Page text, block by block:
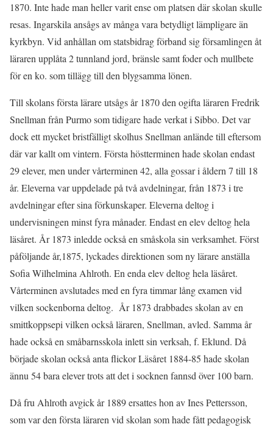
1870. Inte hade man heller varit ense om platsen där skolan skulle
resas. Ingarskila ansågs av många vara betydligt lämpligare än
kyrkbyn. Vid anhållan om statsbidrag förband sig församlingen åt
läraren upplåta 2 tunnland jord, bränsle samt foder och mullbete
för en ko. som tillägg till den blygsamma lönen.
Till skolans första lärare utsågs år 1870 den ogifta läraren Fredrik
Snellman från Purmo som tidigare hade verkat i Sibbo. Det var
dock ett mycket bristfälligt skolhus Snellman anlände till eftersom
där var kallt om vintern. Första höstterminen hade skolan endast
29 elever, men under vårterminen 42, alla gossar i åldern 7 till 18
år. Eleverna var uppdelade på två avdelningar, från 1873 i tre
avdelningar efter sina förkunskaper. Eleverna deltog i
undervisningen minst fyra månader. Endast en elev deltog hela
läsåret. År 1873 inledde också en småskola sin verksamhet. Först
påföljande år,1875, lyckades direktionen som ny lärare anställa
Sofia Wilhelmina Ahlroth. Enenda elev deltog hela läsåret.
Vårterminen avslutades med en fyra timmar lång examen vid
vilken sockenborna deltog. År 1873 drabbades skolan av en
smittkoppsepi vilken också läraren, Snellman, avled. Samma år
hade också en småbarnsskola inlett sin verksah, f. Eklund. Då
började skolan också anta flickor Läsåret 1884-85 hade skolan
ännu 54 bara elever trots att det i socknen fannsd över 100 barn.
Då fru Ahlroth avgick år 1889 ersattes hon av Ines Pettersson,
som var den första läraren vid skolan som hade fått pedagogisk